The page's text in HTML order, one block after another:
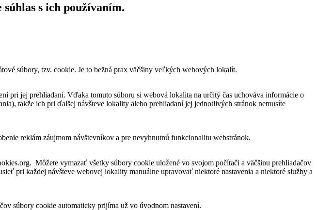
s ich používaním.
súbory, tzv. cookie. Je to bežná prax väčšiny veľkých webových lokalít.
pri jej prehliadaní. Vďaka tomuto súboru si webová lokalita na určitý čas uchováva informácie o
takže ich pri ďalšej návšteve lokality alebo prehliadaní jej jednotlivých stránok nemusíte
reklám záujmom návštevníkov a pre nevyhnutnú funkcionalitu webstránok.
Môžete vymazať všetky súbory cookie uložené vo svojom počítači a väčšinu prehliadačov
pri každej návšteve webovej lokality manuálne upravovať niektoré nastavenia a niektoré služby a
súbory cookie automaticky prijíma už vo úvodnom nastavení.